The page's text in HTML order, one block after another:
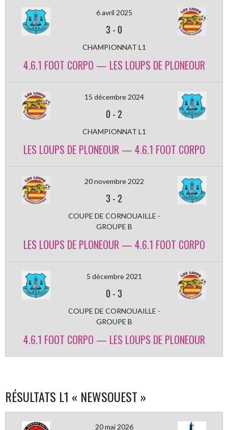
6 avril 2025
3 - 0
CHAMPIONNAT L1
4.6.1 FOOT CORPO — LES LOUPS DE PLONEOUR
15 décembre 2024
0 - 2
CHAMPIONNAT L1
LES LOUPS DE PLONEOUR — 4.6.1 FOOT CORPO
20 novembre 2022
3 - 2
COUPE DE CORNOUAILLE -
GROUPE B
LES LOUPS DE PLONEOUR — 4.6.1 FOOT CORPO
5 décembre 2021
0 - 3
COUPE DE CORNOUAILLE -
GROUPE B
4.6.1 FOOT CORPO — LES LOUPS DE PLONEOUR
RÉSULTATS L1 « NEWSOUEST »
20 mai 2026